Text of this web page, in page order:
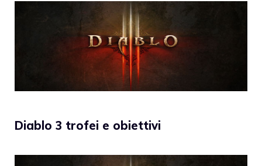
Diablo 3 trofei e obiettivi